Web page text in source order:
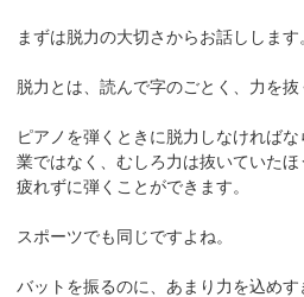
まずは脱力の大切さからお話しします
脱力とは、読んで字のごとく、力を抜
ピアノを弾くときに脱力しなければ
業ではなく、むしろ力は抜いていたほ
疲れずに弾くことができます。
スポーツでも同じですよね。
バットを振るのに、あまり力を込め